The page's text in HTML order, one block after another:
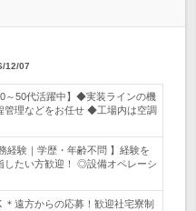
12/07
～50代活躍中】◆実装ラインの機
管理などをお任せ ◆工場内は空調
経験｜学歴・年齢不問 】経験を
したい方歓迎！ ◎設備オペレーシ
＊遠方からの応募！歓迎社宅寮制